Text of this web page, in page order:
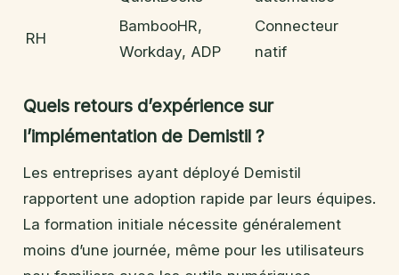
RH
BambooHR,
Workday, ADP
Connecteur
natif
Quels retours d’expérience sur
l’implémentation de Demistil ?
Les entreprises ayant déployé Demistil
rapportent une adoption rapide par leurs équipes.
La formation initiale nécessite généralement
moins d’une journée, même pour les utilisateurs